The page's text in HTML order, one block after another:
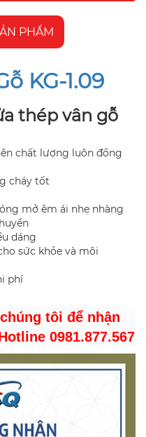
PHẨM
KG-1.09
thép vân gỗ
chất lượng luôn đồng
cháy tốt
mở êm ái nhẹ nhàng
dáng
sức khỏe và môi
phí
tôi để nhận
0981.877.567